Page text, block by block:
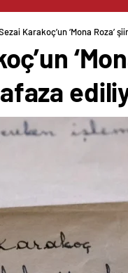
Karakoç’un ‘Mona Roza’